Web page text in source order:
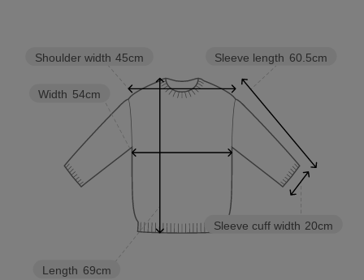
Sleeve cuff width 20cm
Sleeve length 60.5cm
Length 69cm
Width 54cm
Shoulder width 45cm